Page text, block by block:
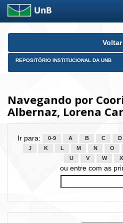
Skip
Voltar
REPOSITÓRIO INSTITUCIONAL DA UNB
Navegando por
Albernaz, Lorena
Ir para: 0-9 A B C D
J
K L M N O
U
V W X
ou entre com as